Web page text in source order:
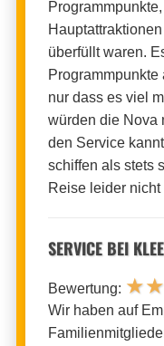
überfüllt waren.
nur dass es viel
würden die Nova
den Service
schiffen als stets
Reise leider
SERVICE BEI
Bewertung: ★★
Wir haben auf